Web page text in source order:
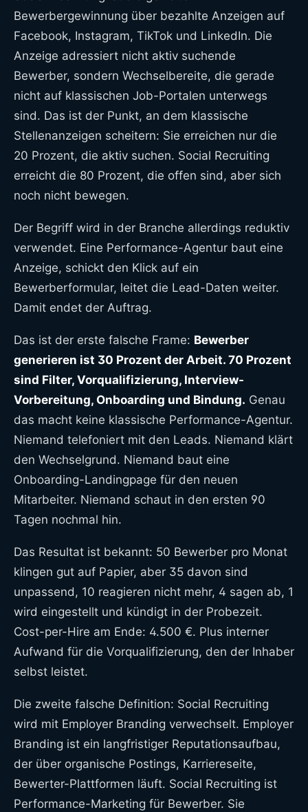
Bewerbergewinnung über bezahlte Anzeigen auf
Facebook, Instagram, TikTok und LinkedIn. Die
Anzeige adressiert nicht aktiv suchende
Bewerber, sondern Wechselbereite, die gerade
nicht auf klassischen Job-Portalen unterwegs
sind. Das ist der Punkt, an dem klassische
Stellenanzeigen scheitern: Sie erreichen nur die
20 Prozent, die aktiv suchen. Social Recruiting
erreicht die 80 Prozent, die offen sind, aber sich
noch nicht bewegen.
Der Begriff wird in der Branche allerdings reduktiv
verwendet. Eine Performance-Agentur baut eine
Anzeige, schickt den Klick auf ein
Bewerberformular, leitet die Lead-Daten weiter.
Damit endet der Auftrag.
Das ist der erste falsche Frame: Bewerber
generieren ist 30 Prozent der Arbeit. 70 Prozent
sind Filter, Vorqualifizierung, Interview-
Vorbereitung, Onboarding und Bindung. Genau
das macht keine klassische Performance-Agentur.
Niemand telefoniert mit den Leads. Niemand klärt
den Wechselgrund. Niemand baut eine
Onboarding-Landingpage für den neuen
Mitarbeiter. Niemand schaut in den ersten 90
Tagen nochmal hin.
Das Resultat ist bekannt: 50 Bewerber pro Monat
klingen gut auf Papier, aber 35 davon sind
unpassend, 10 reagieren nicht mehr, 4 sagen ab, 1
wird eingestellt und kündigt in der Probezeit.
Cost-per-Hire am Ende: 4.500 €. Plus interner
Aufwand für die Vorqualifizierung, den der Inhaber
selbst leistet.
Die zweite falsche Definition: Social Recruiting
wird mit Employer Branding verwechselt. Employer
Branding ist ein langfristiger Reputationsaufbau,
der über organische Postings, Karriereseite,
Bewerter-Plattformen läuft. Social Recruiting ist
Performance-Marketing für Bewerber. Sie